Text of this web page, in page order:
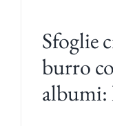
Sfoglie
burro
albumi: